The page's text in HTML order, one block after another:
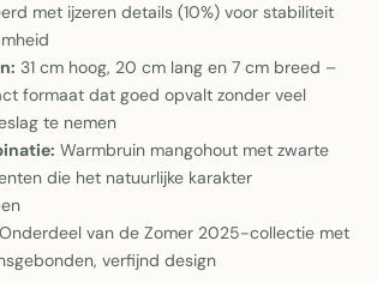
met ijzeren details (10%) voor stabiliteit
31 cm hoog, 20 cm lang en 7 cm breed –
formaat dat goed opvalt zonder veel
te nemen
Warmbruin mangohout met zwarte
die het natuurlijke karakter
Onderdeel van de Zomer 2025-collectie met
verfijnd design